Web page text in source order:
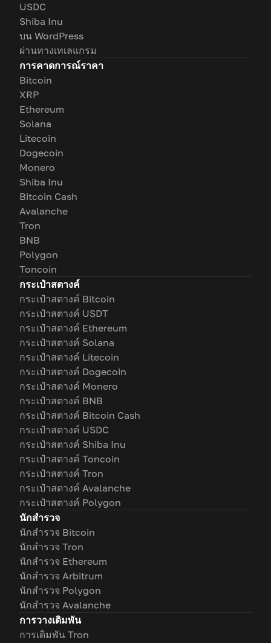
USDC
Shiba Inu
บน WordPress
ผ่านทางเทเลแกรม
การคาดการณ์ราคา
Bitcoin
XRP
Ethereum
Solana
Litecoin
Dogecoin
Monero
Shiba Inu
Bitcoin Cash
Avalanche
Tron
BNB
Polygon
Toncoin
กระเป๋าสตางค์
กระเป๋าสตางค์ Bitcoin
กระเป๋าสตางค์ USDT
กระเป๋าสตางค์ Ethereum
กระเป๋าสตางค์ Solana
กระเป๋าสตางค์ Litecoin
กระเป๋าสตางค์ Dogecoin
กระเป๋าสตางค์ Monero
กระเป๋าสตางค์ BNB
กระเป๋าสตางค์ Bitcoin Cash
กระเป๋าสตางค์ USDC
กระเป๋าสตางค์ Shiba Inu
กระเป๋าสตางค์ Toncoin
กระเป๋าสตางค์ Tron
กระเป๋าสตางค์ Avalanche
กระเป๋าสตางค์ Polygon
นักสำรวจ
นักสำรวจ Bitcoin
นักสำรวจ Tron
นักสำรวจ Ethereum
นักสำรวจ Arbitrum
นักสำรวจ Polygon
นักสำรวจ Avalanche
การวางเดิมพัน
การเดิมพัน Tron